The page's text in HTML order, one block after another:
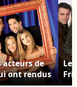
acteurs de
ont rendus